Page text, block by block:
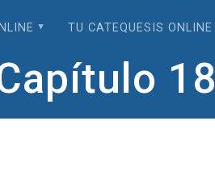
TU CATEQUESIS ONLINE
18